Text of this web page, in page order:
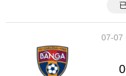
07-07
0